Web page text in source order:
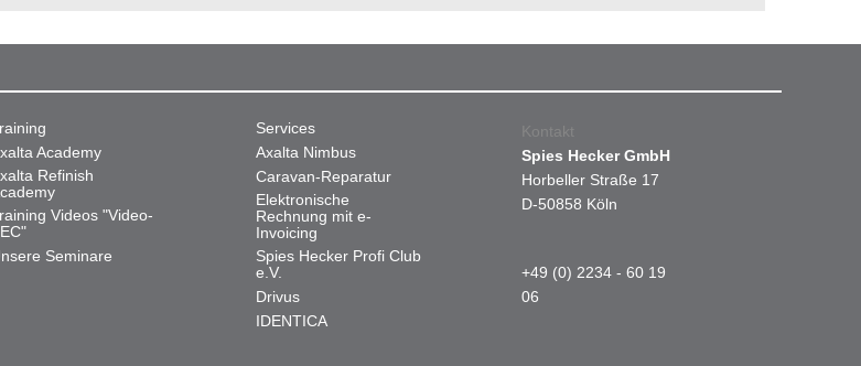
Academy
Refinish
Videos "Video-
Seminare
Services
Axalta Nimbus
Caravan-Reparatur
Elektronische
Rechnung mit e-
Invoicing
Spies Hecker Profi Club
e.V.
Drivus
IDENTICA
Kontakt
Spies Hecker GmbH
Horbeller Straße 17
D-50858 Köln
+49 (0) 2234 - 60 19
06